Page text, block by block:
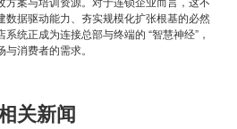
数据驱动能力、夯实规模化扩张根基的必然
统正成为连接总部与终端的 “智慧神经”，
消费者的需求。
关新闻